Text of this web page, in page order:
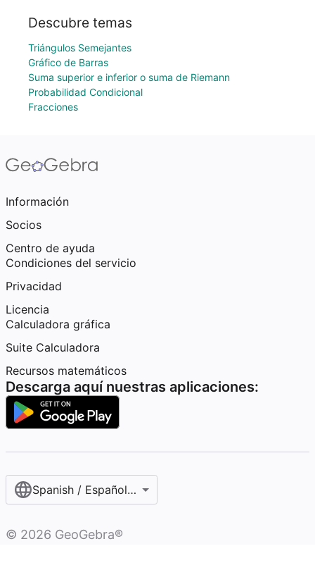
Descubre temas
Triángulos Semejantes
Gráfico de Barras
Suma superior e inferior o suma de Riemann
Probabilidad Condicional
Fracciones
Información
Socios
Centro de ayuda
Condiciones del servicio
Privacidad
Licencia
Calculadora gráfica
Suite Calculadora
Recursos matemáticos
Descarga aquí nuestras aplicaciones:
Spanish / Español (internacional)
© 2026 GeoGebra®